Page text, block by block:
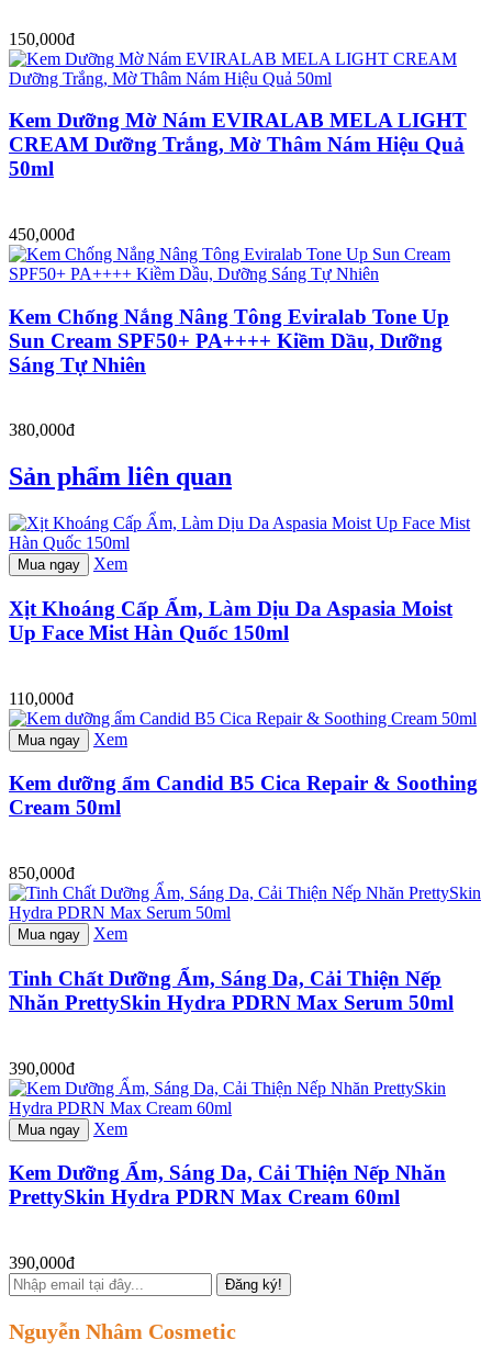
150,000đ
Kem Dưỡng Mờ Nám EVIRALAB MELA LIGHT
CREAM Dưỡng Trắng, Mờ Thâm Nám Hiệu Quả
50ml
450,000đ
Kem Chống Nắng Nâng Tông Eviralab Tone Up
Sun Cream SPF50+ PA++++ Kiềm Dầu, Dưỡng
Sáng Tự Nhiên
380,000đ
Sản phẩm liên quan
Mua ngay Xem
Xịt Khoáng Cấp Ẩm, Làm Dịu Da Aspasia Moist
Up Face Mist Hàn Quốc 150ml
110,000đ
Mua ngay Xem
Kem dưỡng ẩm Candid B5 Cica Repair & Soothing
Cream 50ml
850,000đ
Mua ngay Xem
Tinh Chất Dưỡng Ẩm, Sáng Da, Cải Thiện Nếp
Nhăn PrettySkin Hydra PDRN Max Serum 50ml
390,000đ
Mua ngay Xem
Kem Dưỡng Ẩm, Sáng Da, Cải Thiện Nếp Nhăn
PrettySkin Hydra PDRN Max Cream 60ml
390,000đ
Đăng ký!
Nguyễn Nhâm Cosmetic